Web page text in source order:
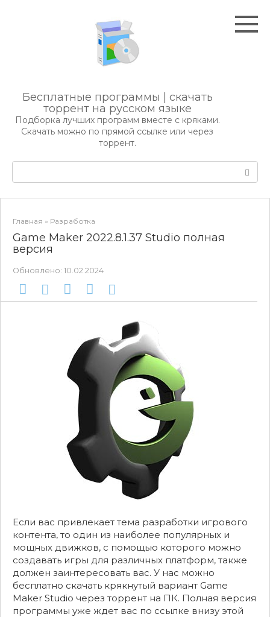
Бесплатные программы | скачать
торрент на русском языке
Подборка лучших программ вместе с кряками.
Скачать можно по прямой ссылке или через
торрент.
Главная » Разработка
Game Maker 2022.8.1.37 Studio полная
версия
Обновлено: 10.02.2024
Если вас привлекает тема разработки игрового
контента, то один из наиболее популярных и
мощных движков, с помощью которого можно
создавать игры для различных платформ, также
должен заинтересовать вас. У нас можно
бесплатно скачать крякнутый вариант Game
Maker Studio через торрент на ПК. Полная версия
программы уже ждет вас по ссылке внизу этой